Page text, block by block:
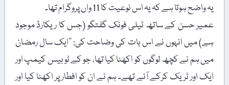
یہ واضح ہوتا ہے کہ یہ اس نوعیت کا 11 واں پروگرام تھا۔
عمیر حسن کے ساتھ ٹیلی فونک گفتگو (جس کا ریکارڈ موجود
ہے) میں انہوں نے اس بات کی وضاحت کی: ’’ایک سال رمضان
میں ہم نے کچھ لوگوں کو اکھٹا کیا تھا، جو کے ٹو بیس کیمپ اور
ایک اور ٹریک کرکے آئے تھے۔ ہم نے ان کو افطار پر اکھٹا کیا اور